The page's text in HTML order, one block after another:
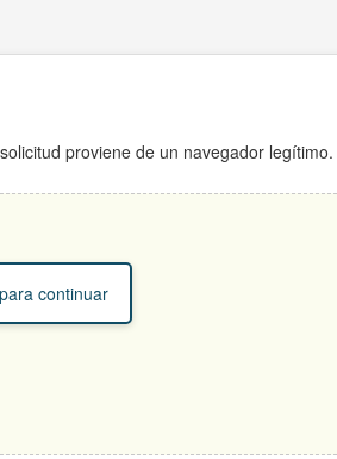
proviene de un navegador legítimo.
continuar